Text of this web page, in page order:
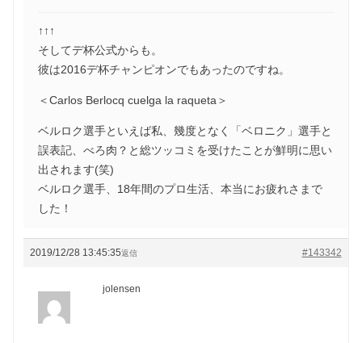
↑↑↑
そしてデ杯公式からも。
彼は2016デ杯チャンピオンでもあったのですね。
＜Carlos Berlocq cuelga la raqueta＞
ベルロク選手といえば私、幾度となく「ベロニク」選手と
誤表記、べろ肉？と総ツッコミを受けたことが鮮明に思い
出されます(笑)
ベルロク選手、18年間のプロ生活、本当にお疲れさまで
した！
2019/12/28 13:45:35 #143342
返信
jolensen